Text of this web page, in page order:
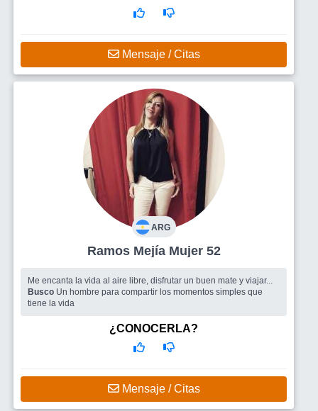
Mensaje / Citas
ARG
Ramos Mejía Mujer 52
Me encanta la vida al aire libre, disfrutar un buen mate y viajar...
Busco Un hombre para compartir los momentos simples que
tiene la vida
¿CONOCERLA?
Mensaje / Citas